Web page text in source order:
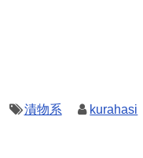
漬物系 kurahasi